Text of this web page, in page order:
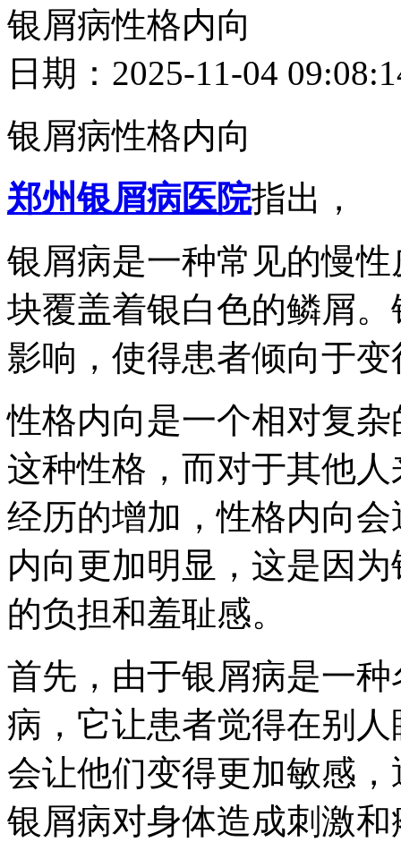
银屑病性格内向
日期：2025-11-04
银屑病性格内向
郑州银屑病医院指出，
银屑病是一种常见的慢
块覆盖着银白色的鳞屑
影响，使得患者倾向于
性格内向是一个相对复
这种性格，而对于其他
经历的增加，性格内向
内向更加明显，这是因
的负担和羞耻感。
首先，由于银屑病是一
病，它让患者觉得在别
会让他们变得更加敏感
银屑病对身体造成刺激